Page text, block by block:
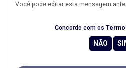
Você pode editar esta mensagem
Concordo com os